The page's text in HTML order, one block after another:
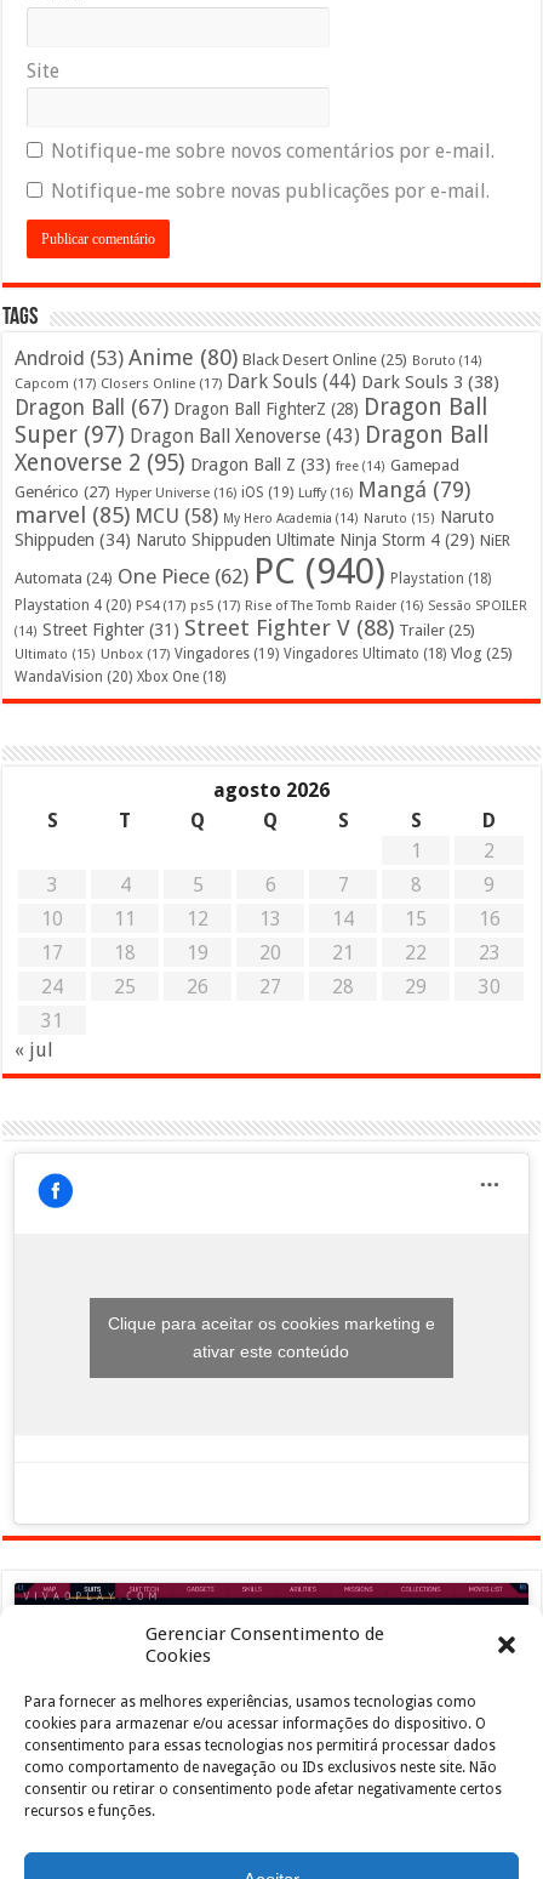
Gerenciar Consentimento de
Cookies
Para fornecer as melhores experiências, usamos tecnologias como
cookies para armazenar e/ou acessar informações do dispositivo. O
consentimento para essas tecnologias nos permitirá processar dados
como comportamento de navegação ou IDs exclusivos neste site. Não
consentir ou retirar o consentimento pode afetar negativamente certos
recursos e funções.
Site
Notifique-me sobre novos comentários por e-mail.
Notifique-me sobre novas publicações por e-mail.
Tags
Android (53) Anime (80) Black Desert Online (25) Boruto (14)
Capcom (17) Closers Online (17) Dark Souls (44) Dark Souls 3 (38)
Dragon Ball (67) Dragon Ball FighterZ (28) Dragon Ball
Super (97) Dragon Ball Xenoverse (43) Dragon Ball
Xenoverse 2 (95) Dragon Ball Z (33) free (14) Gamepad
Genérico (27) Hyper Universe (16) iOS (19) Luffy(16) Mangá (79)
marvel (85) MCU (58) My Hero Academia (14) Naruto (15) Naruto
Shippuden (34) Naruto Shippuden Ultimate Ninja Storm 4 (29) NiER
Automata (24) One Piece (62) PC (940) Playstation (18)
Playstation 4 (20) PS4(17) ps5 (17) Rise of The Tomb Raider (16) Sessão SPOILER
(14) Street Fighter (31) Street Fighter V (88) Trailer (25)
Ultimato (15) Unbox (17) Vingadores (19) Vingadores Ultimato (18) Vlog (25)
WandaVision (20) Xbox One (18)
agosto 2026
S
T Q Q S S
D
1
2
3
4 5 6 7 8
9
10
11 12 13 14 15
16
17
18 19 20 21 22
23
24
25 26 27 28 29
30
31
« jul
Clique para aceitar os cookies marketing e
ativar este conteúdo
Clique para aceitar os cookies marketing e
ativar este conteúdo